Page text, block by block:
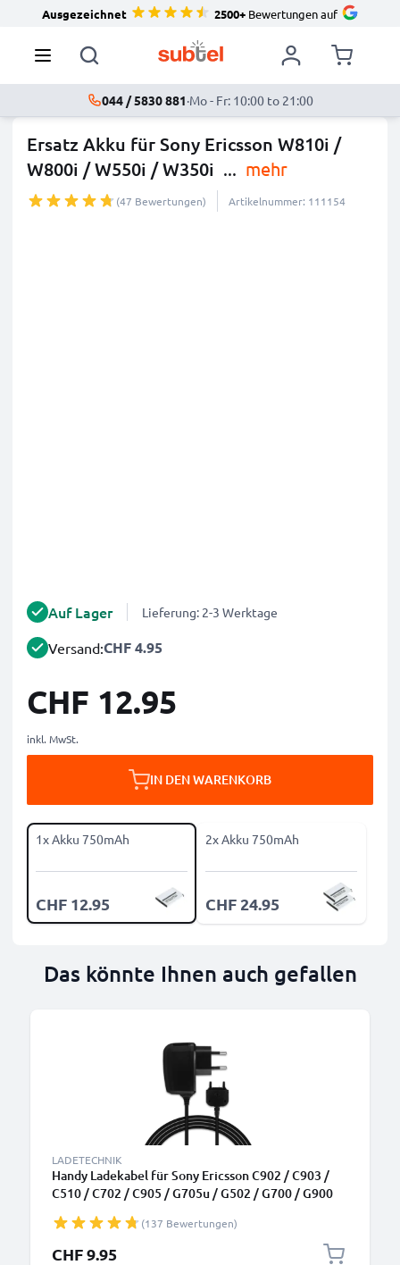
Ausgezeichnet 2500+Bewertungen auf
044 / 5830 881·Mo - Fr: 10:00 to 21:00
Ersatz Akku für Sony Ericsson W810i /
W800i / W550i / W350i ... mehr
(47 Bewertungen) Artikelnummer: 111154
Auf Lager Lieferung: 2-3 Werktage
Versand:CHF 4.95
CHF 12.95
inkl. MwSt.
IN DEN WARENKORB
1x Akku 750mAh
CHF 12.95
2x Akku 750mAh
CHF 24.95
Das könnte Ihnen auch gefallen
LADETECHNIK
Handy Ladekabel für Sony Ericsson C902 / C903 /
C510 / C702 / C905 / G705u / G502 / G700 / G900
Ladegerät 1.1m, Handyladekabel
(137 Bewertungen)
CHF 9.95